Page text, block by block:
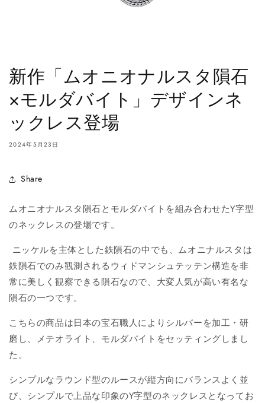
新作「ムオニオナルスタ隕石
×モルダバイト」デザインネ
ックレス登場
2024年5月23日
Share
ムオニオナルスタ隕石とモルダバイトを組み合わせたY字型
のネックレスの登場です。
ニッケルを主体とした鉄隕石の中でも、ムオニナルスタは
鉄隕石でのみ観測されるウィドマンシュテッテン構造を非
常に美しく観察できる隕石なので、大変人気が高い有名な
隕石の一つです。
こちらの商品は日本の宝石職人によりシルバーを加工・研
磨し、メテオライト、モルダバイトをセッティングしまし
た。
シンプルなラウンド型のルースが縦方向にバランスよく並
び、シンプルで上品な印象のY字型のネックレスとなってお